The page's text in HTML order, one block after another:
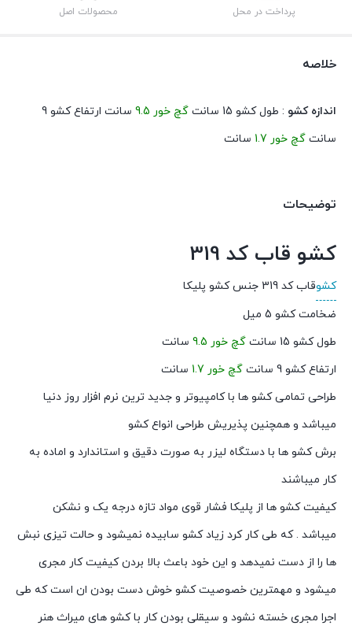
پرداخت در محل محصولات اصل
خلاصه
اندازه کشو : طول کشو 15 سانت گچ خور 9.5
سانت ارتفاع کشو 9
سانت گچ خور 1.7 سانت
توضیحات
کشو قاب کد 319
کشوقاب کد 319 جنس کشو پلیکا
ضخامت کشو 5 میل
طول کشو 15 سانت
گچ خور 9.5
سانت
ارتفاع کشو 9 سانت
گچ خور 1.7
سانت
طراحی تمامی کشو ها با کامپیوتر و جدید ترین نرم افزار روز دنیا
میباشد و همچنین پذیریش طراحی انواع کشو
برش کشو ها با دستگاه لیزر به صورت دقیق و استاندارد و اماده به
کار میباشند
کیفیت کشو ها از پلیکا فشار قوی مواد تازه درجه یک و نشکن
میباشد . که طی کار کرد زیاد کشو سابیده نمیشود و حالت تیزی نبش
ها را از دست نمیدهد و این خود باعث بالا بردن کیفیت کار مجری
میشود و مهمترین خصوصیت کشو خوش دست بودن ان است که طی
اجرا مجری خسته نشود و سیقلی بودن کار با کشو های میراث هنر